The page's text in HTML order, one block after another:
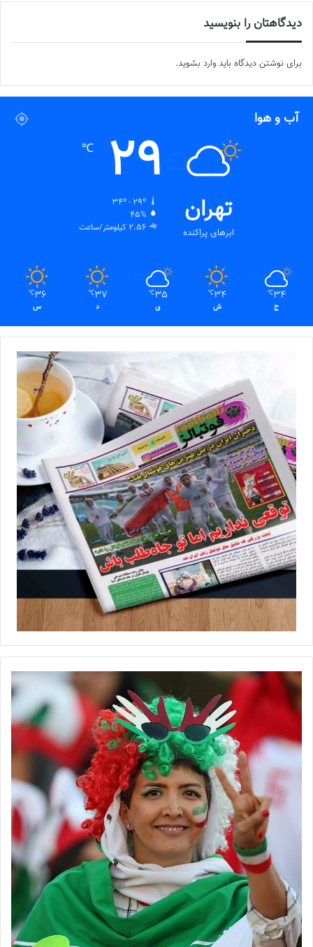
دیدگاهتان را بنویسید
برای نوشتن دیدگاه باید وارد بشوید.
آب و هوا
تهران
ابرهای پراکنده
29
℃
34º - 29º
45%
2.56 کیلومتر/ساعت
34
℃
ج
34
℃
ش
35
℃
ی
37
℃
د
36
℃
س